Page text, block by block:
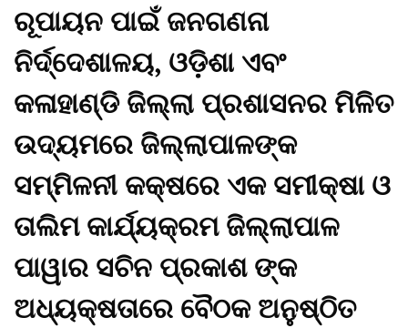
ରୂପାୟନ ପାଇଁ ଜନଗଣନା
ନିର୍ଦ୍ଦେଶାଳୟ, ଓଡ଼ିଶା ଏବଂ
କଳାହାଣ୍ଡି ଜିଲ୍ଲା ପ୍ରଶାସନର ମିଳିତ
ଉଦ୍ୟମରେ ଜିଲ୍ଲାପାଳଙ୍କ
ସମ୍ମିଳନୀ କକ୍ଷରେ ଏକ ସମୀକ୍ଷା ଓ
ତାଲିମ କାର୍ଯ୍ୟକ୍ରମ ଜିଲ୍ଲାପାଳ
ପାୱାର ସଚିନ ପ୍ରକାଶ ଙ୍କ
ଅଧ୍ୟକ୍ଷତାରେ ବୈଠକ ଅନୁଷ୍ଠିତ